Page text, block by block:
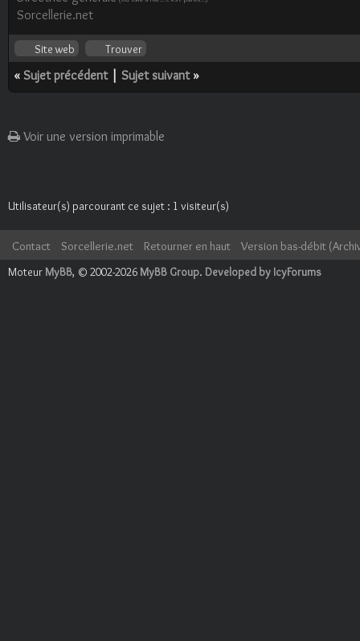
Sorcellerie.net
Site web Trouver
« Sujet précédent| Sujet suivant»
Voir une version imprimable
Utilisateur(s) parcourant ce sujet : 1 visiteur(s)
Contact Sorcellerie.net Retourner en haut
Version bas-débit
Moteur MyBB, © 2002-2026 MyBB Group. Developed by IcyForums